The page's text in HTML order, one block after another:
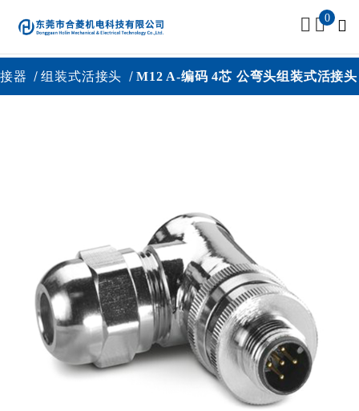
0
器 组装式活接头 M12 A-编码 4芯 公弯头组装式活接头